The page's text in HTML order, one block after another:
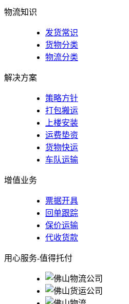
物流知识
发货常识
货物分类
物流分类
解决方案
策略方针
打包搬运
上楼安装
运费垫资
货物快运
车队运输
增值业务
票据开具
回单跟踪
保价运输
代收货款
用心服务-值得托付